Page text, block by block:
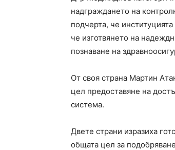
надграждането на
подчерта, че
че изготвянето на
познаване на
От своя страна Мартин
цел предоставяне на
система.
Двете страни изразиха
общата цел за